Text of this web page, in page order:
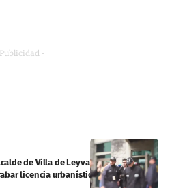
-
de Villa de Leyva por presunta
licencia urbanística